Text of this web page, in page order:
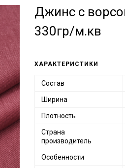
Джинс с
330гр/м.кв
ХАРАКТЕРИСТИКИ
Состав
Ширина
Плотность
Страна
производитель
Особенности